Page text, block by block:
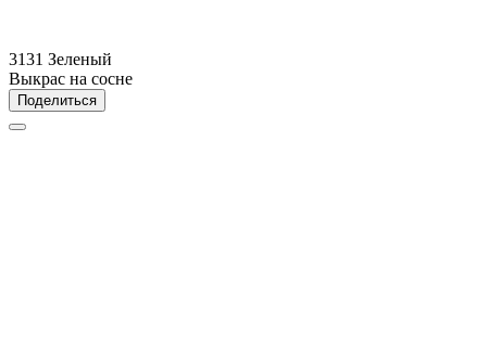
3131 Зеленый
Выкрас на сосне
Поделиться